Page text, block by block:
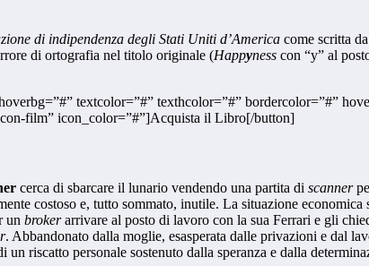
di indipendenza degli Stati Uniti d’America come scritta
di ortografia nel titolo originale (Happyness con “y” al
textcolor=”#” texthcolor=”#” bordercolor=”#”
film” icon_color=”#”]Acquista il Libro[/button]
cerca di sbarcare il lunario vendendo una partita di scanner
costoso e, tutto sommato, inutile. La situazione
un brokerarrivare al posto di lavoro con la sua Ferrari e gli
. Abbandonato dalla moglie, esasperata dalle privazioni e dal
riscatto personale sostenuto dalla speranza e dalla